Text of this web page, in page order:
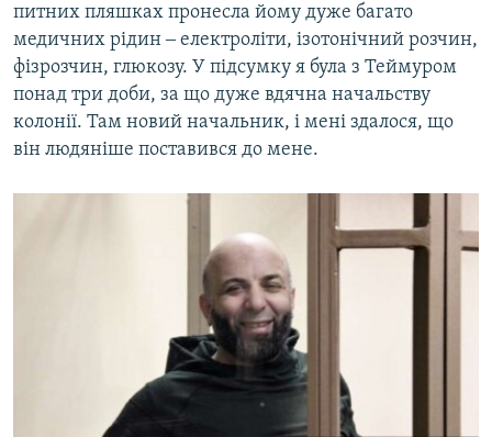
питних пляшках пронесла йому дуже багато
медичних рідин ‒ електроліти, ізотонічний розчин,
фізрозчин, глюкозу. У підсумку я була з Теймуром
понад три доби, за що дуже вдячна начальству
колонії. Там новий начальник, і мені здалося, що
він людяніше поставився до мене.